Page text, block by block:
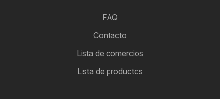
FAQ
Contacto
Lista de comercios
Lista de productos